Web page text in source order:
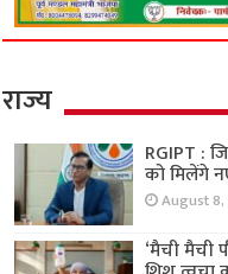
राज्य
RGIPT :
को मिलेंगे
August 8,
‘मैची मैची